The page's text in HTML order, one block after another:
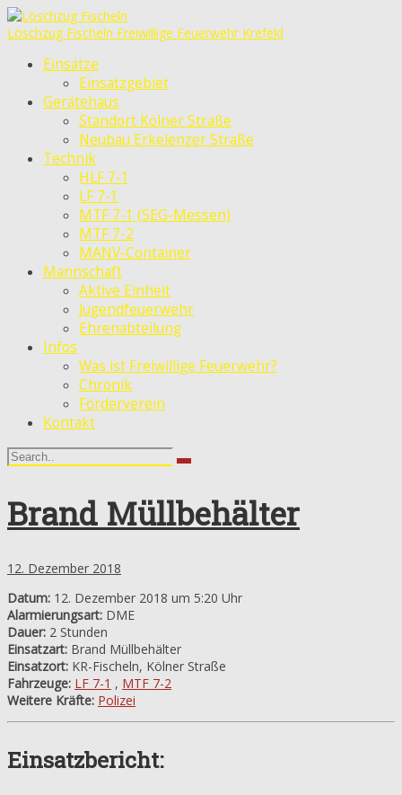
Löschzug Fischeln Freiwillige Feuerwehr Krefeld
Einsätze
Einsatzgebiet
Gerätehaus
Standort Kölner Straße
Neubau Erkelenzer Straße
Technik
HLF 7-1
LF 7-1
MTF 7-1 (SEG-Messen)
MTF 7-2
MANV-Container
Mannschaft
Aktive Einheit
Jugendfeuerwehr
Ehrenabteilung
Infos
Was ist Freiwillige Feuerwehr?
Chronik
Förderverein
Kontakt
Brand Müllbehälter
12. Dezember 2018
Datum: 12. Dezember 2018 um 5:20 Uhr
Alarmierungsart: DME
Dauer: 2 Stunden
Einsatzart: Brand Müllbehälter
Einsatzort: KR-Fischeln, Kölner Straße
Fahrzeuge: LF 7-1 , MTF 7-2
Weitere Kräfte: Polizei
Einsatzbericht: